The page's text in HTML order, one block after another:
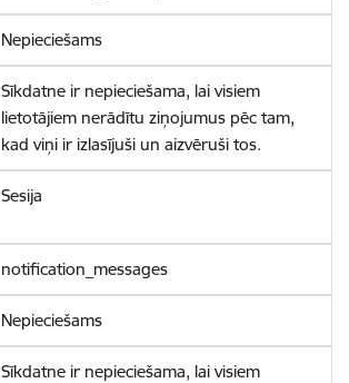
Nepieciešams
Sīkdatne ir nepieciešama, lai visiem
lietotājiem nerādītu ziņojumus pēc tam,
kad viņi ir izlasījuši un aizvēruši tos.
Sesija
notification_messages
Nepieciešams
Sīkdatne ir nepieciešama, lai visiem